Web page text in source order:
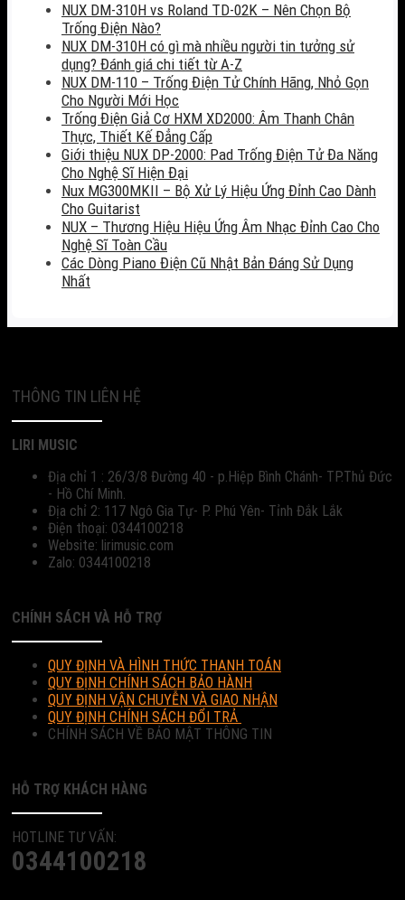
NUX DM-310H vs Roland TD-02K – Nên Chọn Bộ
Trống Điện Nào?
NUX DM-310H có gì mà nhiều người tin tưởng sử
dụng? Đánh giá chi tiết từ A-Z
NUX DM-110 – Trống Điện Tử Chính Hãng, Nhỏ Gọn
Cho Người Mới Học
Trống Điện Giả Cơ HXM XD2000: Âm Thanh Chân
Thực, Thiết Kế Đẳng Cấp
Giới thiệu NUX DP-2000: Pad Trống Điện Tử Đa Năng
Cho Nghệ Sĩ Hiện Đại
Nux MG300MKII – Bộ Xử Lý Hiệu Ứng Đỉnh Cao Dành
Cho Guitarist
NUX – Thương Hiệu Hiệu Ứng Âm Nhạc Đỉnh Cao Cho
Nghệ Sĩ Toàn Cầu
Các Dòng Piano Điện Cũ Nhật Bản Đáng Sử Dụng
Nhất
THÔNG TIN LIÊN HỆ
LIRI MUSIC
Địa chỉ 1 : 26/3/8 Đường 40 - p.Hiệp Bình Chánh- TP.Thủ Đức
- Hồ Chí Minh.
Địa chỉ 2: 117 Ngô Gia Tự- P. Phú Yên- Tỉnh Đắk Lắk
Điện thoại: 0344100218
Website: lirimusic.com
Zalo: 0344100218
CHÍNH SÁCH VÀ HỖ TRỢ
QUY ĐỊNH VÀ HÌNH THỨC THANH TOÁN
QUY ĐỊNH CHÍNH SÁCH BẢO HÀNH
QUY ĐỊNH VẬN CHUYỄN VÀ GIAO NHẬN
QUY ĐỊNH CHÍNH SÁCH ĐỔI TRẢ
CHÍNH SÁCH VỀ BẢO MẬT THÔNG TIN
HỖ TRỢ KHÁCH HÀNG
HOTLINE TƯ VẤN:
0344100218